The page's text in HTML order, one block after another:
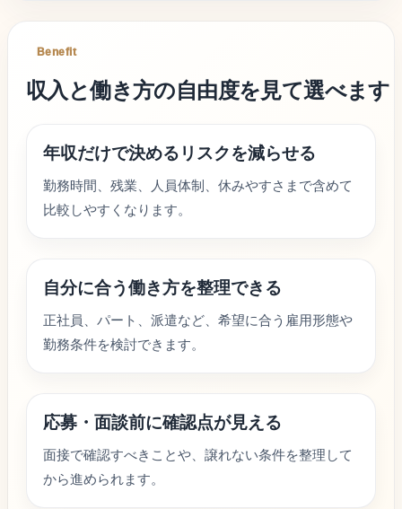
Benefit
収入と働き方の自由度を見て選べます
年収だけで決めるリスクを減らせる
勤務時間、残業、人員体制、休みやすさまで含めて
比較しやすくなります。
自分に合う働き方を整理できる
正社員、パート、派遣など、希望に合う雇用形態や
勤務条件を検討できます。
応募・面談前に確認点が見える
面接で確認すべきことや、譲れない条件を整理して
から進められます。